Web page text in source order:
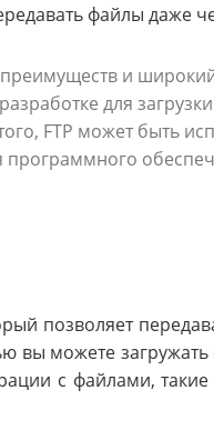
файлы даже
и
для
FTP может быть
программного
позволяет
можете загружать
с файлами,